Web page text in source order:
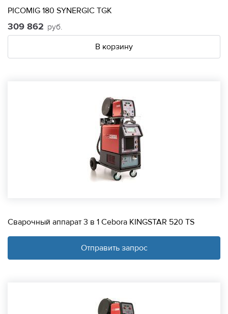
PICOMIG 180 SYNERGIC TGK
309 862 руб.
В корзину
Сварочный аппарат 3 в 1 Cebora KINGSTAR 520 TS
Отправить запрос